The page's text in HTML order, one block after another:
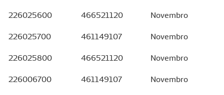
226025600 466521120 Novembro
226025700 461149107 Novembro
226025800 466521120 Novembro
226006700 461149107 Novembro